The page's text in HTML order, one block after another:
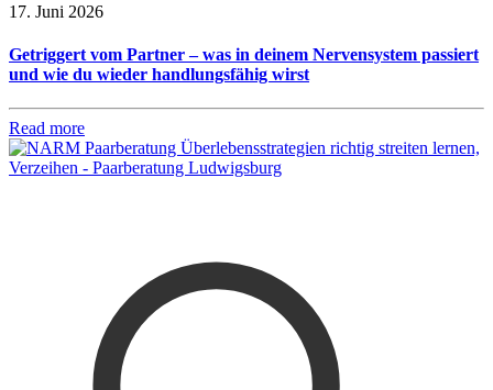
17. Juni 2026
Getriggert vom Partner – was in deinem Nervensystem passiert
und wie du wieder handlungsfähig wirst
Read more